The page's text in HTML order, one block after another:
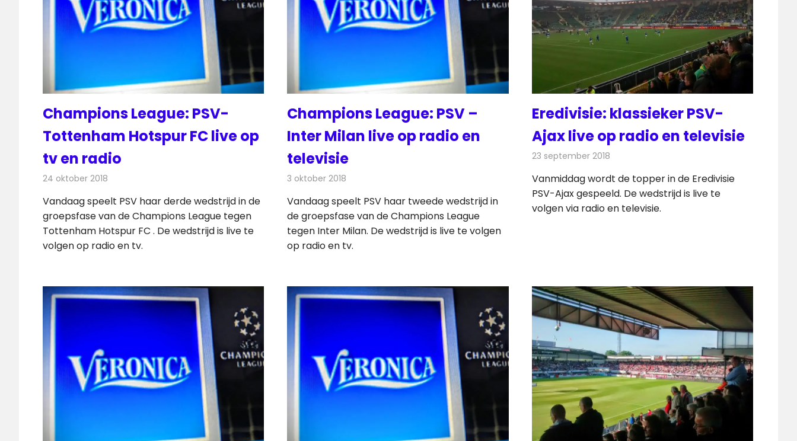
Champions League: PSV-
Tottenham Hotspur FC live op
tv en radio
24 oktober 2018
Vandaag speelt PSV haar derde wedstrijd in de
groepsfase van de Champions League tegen
Tottenham Hotspur FC . De wedstrijd is live te
volgen op radio en tv.
Champions League: PSV –
Inter Milan live op radio en
televisie
3 oktober 2018
Vandaag speelt PSV haar tweede wedstrijd in
de groepsfase van de Champions League
tegen Inter Milan. De wedstrijd is live te volgen
op radio en tv.
Eredivisie: klassieker PSV-
Ajax live op radio en televisie
23 september 2018
Vanmiddag wordt de topper in de Eredivisie
PSV-Ajax gespeeld. De wedstrijd is live te
volgen via radio en televisie.